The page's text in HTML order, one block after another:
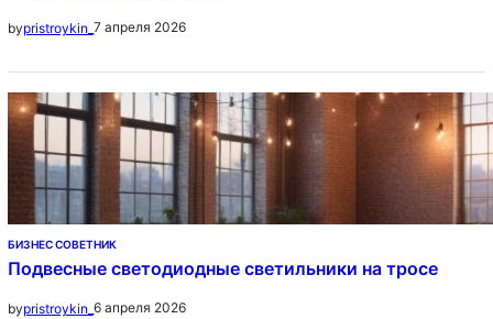
bypristroykin_ 7 апреля 2026
БИЗНЕС СОВЕТНИК
Подвесные светодиодные светильники на тросе
bypristroykin_ 6 апреля 2026